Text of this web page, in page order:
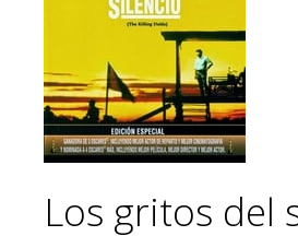
Los gritos del